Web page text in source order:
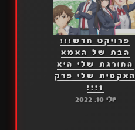
פרויקט חדש!!!
הבת של האמא
החורגת שלי היא
האקסית שלי פרק
1!!!
יולי 10, 2022